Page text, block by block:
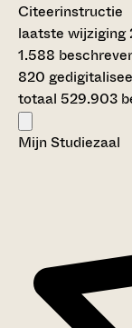
Citeerinstructie
laatste
1.588
820
totaal 529.903
Mijn Studiezaal